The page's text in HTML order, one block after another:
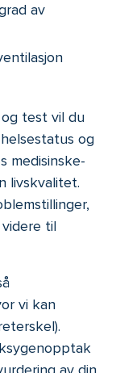
av
test vil du
og
medisinske-
livskvalitet.
til
vi kan
av din